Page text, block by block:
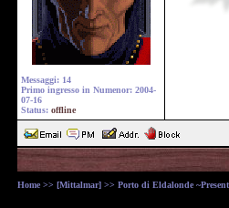
Messaggi: 14
Primo ingresso in Numenor: 2004-
07-16
Status: offline
Home >> [Mittalmar] >> Porto di Eldalonde